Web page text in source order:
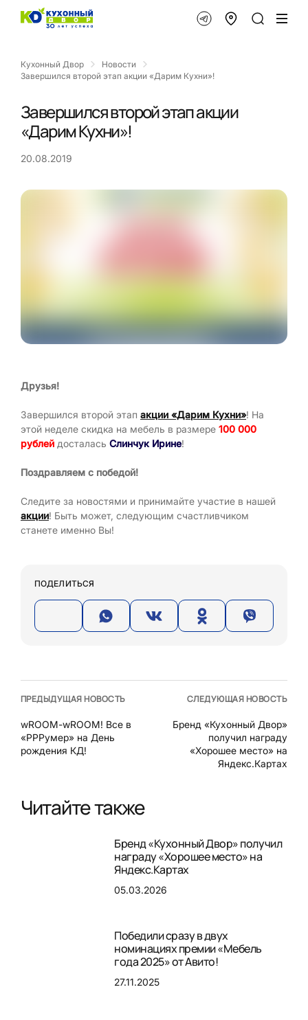
Кухонный Двор
Новости
Завершился второй этап акции «Дарим Кухни»!
Завершился второй этап акции
«Дарим Кухни»!
20.08.2019
Друзья!
Завершился второй этап акции «Дарим Кухни»! На
этой неделе скидка на мебель в размере 100 000
рублей досталась Слинчук Ирине!
Поздравляем с победой!
Следите за новостями и принимайте участие в нашей
акции! Быть может, следующим счастливчиком
станете именно Вы!
ПОДЕЛИТЬСЯ
ПРЕДЫДУЩАЯ НОВОСТЬ
wROOM-wROOM! Все в
«РРРумер» на День
рождения КД!
СЛЕДУЮЩАЯ НОВОСТЬ
Бренд «Кухонный Двор»
получил награду
«Хорошее место» на
Яндекс.Картах
Читайте также
Бренд «Кухонный Двор» получил
награду «Хорошее место» на
Яндекс.Картах
05.03.2026
Победили сразу в двух
номинациях премии «Мебель
года 2025» от Авито!
27.11.2025